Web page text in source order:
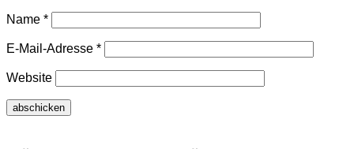
Name *
E-Mail-Adresse *
Website